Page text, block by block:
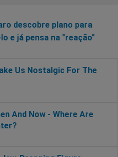
descobre plano para
e já pensa na "reação"